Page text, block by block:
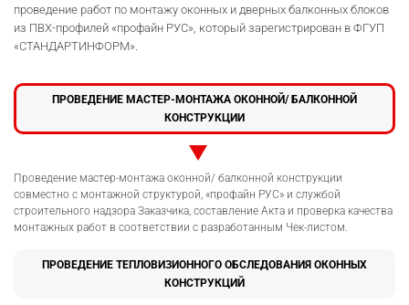
проведение работ по монтажу оконных и дверных балконных блоков
из ПВХ-профилей «профайн РУС», который зарегистрирован в ФГУП
«СТАНДАРТИНФОРМ».
ПРОВЕДЕНИЕ МАСТЕР-МОНТАЖА ОКОННОЙ/ БАЛКОННОЙ
КОНСТРУКЦИИ
Проведение мастер-монтажа оконной/ балконной конструкции
совместно с монтажной структурой, «профайн РУС» и службой
строительного надзора Заказчика, составление Акта и проверка качества
монтажных работ в соответствии с разработанным Чек-листом.
ПРОВЕДЕНИЕ ТЕПЛОВИЗИОННОГО ОБСЛЕДОВАНИЯ ОКОННЫХ
КОНСТРУКЦИЙ